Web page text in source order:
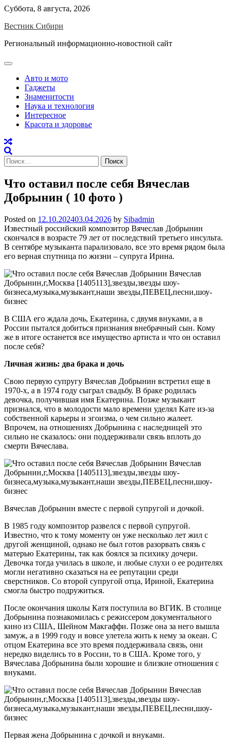
Skip
content
Суббота, 8 августа, 2026
Вестник Сибири
Региональный информационно-новостной сайт
Авто и мото
Гаджеты
Знаменитости
Наука и технология
Интересное
Красота и здоровье
Найти:
Что оставил после себя Вячеслав
Добрынин ( 10 фото )
Posted on 12.10.202403.04.2026 by Sibadmin
Известный российский композитор Вячеслав Добрынин
скончался в возрасте 79 лет от последствий третьего инсульта.
В сентябре музыканта парализовало, все это время рядом была
его верная спутница по жизни – супруга Ирина.
В США его ждала дочь, Екатерина, с двумя внуками, а в
России пытался добиться признания внебрачный сын. Кому
же в итоге останется все имущество артиста и что он оставил
после себя?
Личная жизнь: два брака и дочь
Свою первую супругу Вячеслав Добрынин встретил еще в
1970-х, а в 1974 году сыграл свадьбу. В браке родилась
девочка, получившая имя Екатерина. Позже музыкант
признался, что в молодости мало времени уделял Кате из-за
собственной карьеры и эгоизма, о чем сильно жалеет.
Впрочем, на отношениях Добрынина с наследницей это
сильно не сказалось: они поддерживали связь вплоть до
смерти Вячеслава.
Вячеслав Добрынин вместе с первой супругой и дочкой.
В 1985 году композитор развелся с первой супругой.
Известно, что к тому моменту он уже несколько лет жил с
другой женщиной, однако не был готов разорвать связь с
матерью Екатерины, так как боялся за психику дочери.
Девочка тогда училась в школе, и любые слухи о ее родителях
могли негативно сказаться на ее репутации среди
сверстников. Со второй супругой отца, Ириной, Екатерина
смогла быстро подружиться.
После окончания школы Катя поступила во ВГИК. В столице
Добрынина познакомилась с режиссером документального
кино из США, Шейном Макгаффи. Позже она за него вышла
замуж, а в 1999 году и вовсе улетела жить к нему за океан. С
отцом Екатерина все это время поддерживала связь, они
нередко виделись то в России, то в США. Кроме того, у
Вячеслава Добрынина были хорошие и близкие отношения с
внуками.
Первая жена Добрынина с дочкой и внуками.